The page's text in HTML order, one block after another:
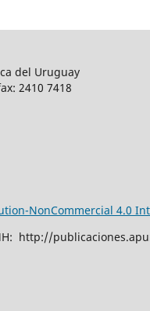
del Uruguay
2410 7418
NonCommercial 4.0
http://